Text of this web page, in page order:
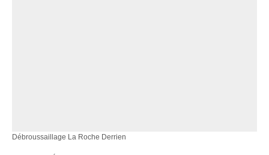
Débroussaillage La Roche Derrien